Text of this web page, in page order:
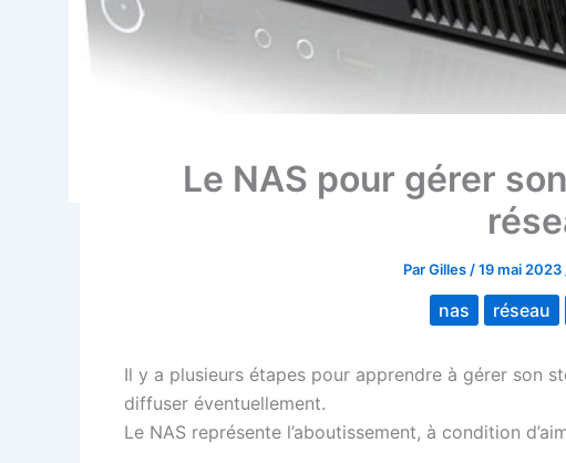
Le NAS pour gérer
ParGilles/19 mai 2023
nas réseau
Il y a plusieurs étapes pour apprendre à gérer son
diffuser éventuellement.
Le NAS représente l’aboutissement, à condition